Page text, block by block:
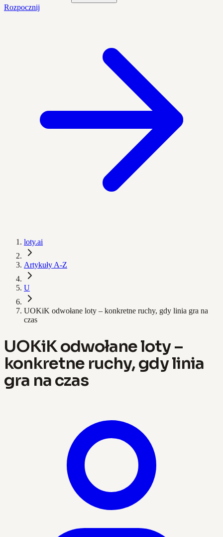
Rozpocznij
loty.ai
Artykuły A-Z
U
UOKiK odwołane loty – konkretne ruchy, gdy linia gra na
czas
UOKiK odwołane loty –
konkretne ruchy, gdy linia
gra na czas